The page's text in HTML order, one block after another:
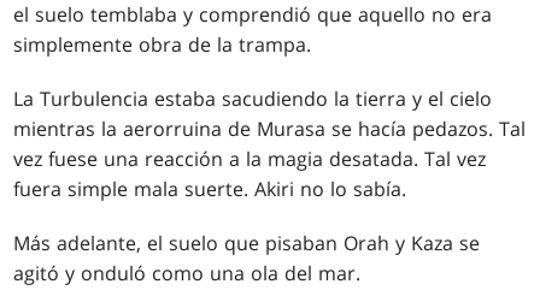
el suelo temblaba y comprendió que aquello no era
simplemente obra de la trampa.
La Turbulencia estaba sacudiendo la tierra y el cielo
mientras la aerorruina de Murasa se hacía pedazos. Tal
vez fuese una reacción a la magia desatada. Tal vez
fuera simple mala suerte. Akiri no lo sabía.
Más adelante, el suelo que pisaban Orah y Kaza se
agitó y onduló como una ola del mar.